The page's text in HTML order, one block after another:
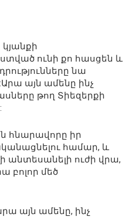
ունի քո հասցեն և
նա
այն ամենը ինչ
թող Տիեզերքի
հնարավորը իր
համար, և
անտեսանելի ուժի վրա,
բոլոր մեծ
այն ամենը, ինչ